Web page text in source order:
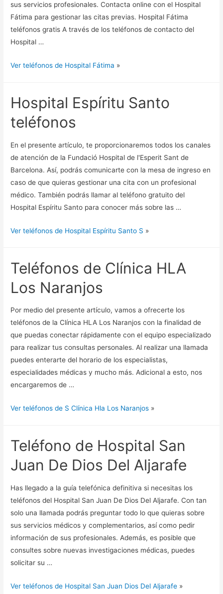
sus servicios profesionales. Contacta online con el Hospital
Fátima para gestionar las citas previas. Hospital Fátima
teléfonos gratis A través de los teléfonos de contacto del
Hospital …
Ver teléfonos de Hospital Fátima »
Hospital Espíritu Santo
teléfonos
En el presente artículo, te proporcionaremos todos los canales
de atención de la Fundació Hospital de l'Esperit Sant de
Barcelona. Así, podrás comunicarte con la mesa de ingreso en
caso de que quieras gestionar una cita con un profesional
médico. También podrás llamar al teléfono gratuito del
Hospital Espíritu Santo para conocer más sobre las …
Ver teléfonos de Hospital Espíritu Santo S »
Teléfonos de Clínica HLA
Los Naranjos
Por medio del presente artículo, vamos a ofrecerte los
teléfonos de la Clínica HLA Los Naranjos con la finalidad de
que puedas conectar rápidamente con el equipo especializado
para realizar tus consultas personales. Al realizar una llamada
puedes enterarte del horario de los especialistas,
especialidades médicas y mucho más. Adicional a esto, nos
encargaremos de …
Ver teléfonos de S Clínica Hla Los Naranjos »
Teléfono de Hospital San
Juan De Dios Del Aljarafe
Has llegado a la guía telefónica definitiva si necesitas los
teléfonos del Hospital San Juan De Dios Del Aljarafe. Con tan
solo una llamada podrás preguntar todo lo que quieras sobre
sus servicios médicos y complementarios, así como pedir
información de sus profesionales. Además, es posible que
consultes sobre nuevas investigaciones médicas, puedes
solicitar su …
Ver teléfonos de Hospital San Juan Dios Del Aljarafe »